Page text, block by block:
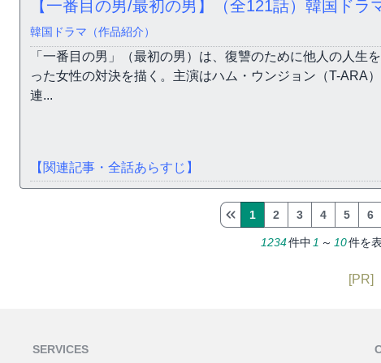
【一番目の男/最初の男】（全121話）韓国ドラ
韓国ドラマ（作品紹介）
「一番目の男」（最初の男）は、復讐のために他人の人生
った女性の対決を描く。主演はハム・ウンジョン（T-ARA
連...
【関連記事・全話あらすじ】
1234件中 1 ～ 10件を
1 2 3 4 5 6
[PR]
SERVICES